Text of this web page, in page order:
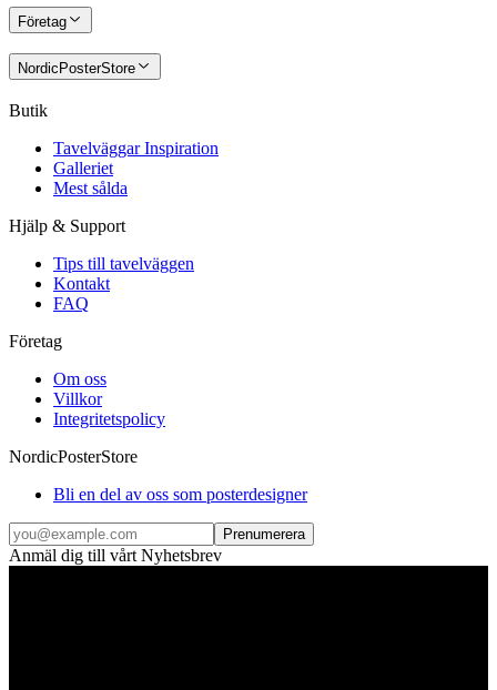
Företag
NordicPosterStore
Butik
Tavelväggar Inspiration
Galleriet
Mest sålda
Hjälp & Support
Tips till tavelväggen
Kontakt
FAQ
Företag
Om oss
Villkor
Integritetspolicy
NordicPosterStore
Bli en del av oss som posterdesigner
Prenumerera
Anmäl dig till vårt Nyhetsbrev